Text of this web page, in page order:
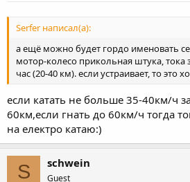
Serfer написал(а):
а ещё можно будет гордо именовать
мотор-колесо прикольная штука, тока
час (20-40 км). если устраивает, то это
если катать не больше 35-40км/ч
60км,если гнать до 60км/ч тогда
на електро катаю:)
S schwein
Guest